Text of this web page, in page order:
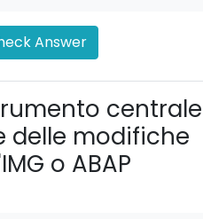
Answer
centrale
delle modifiche
o ABAP